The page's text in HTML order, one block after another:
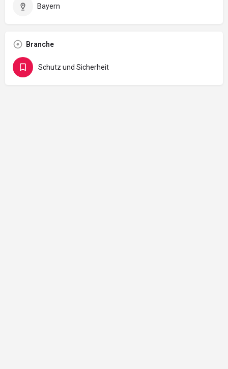
Bayern
Branche
Schutz und Sicherheit